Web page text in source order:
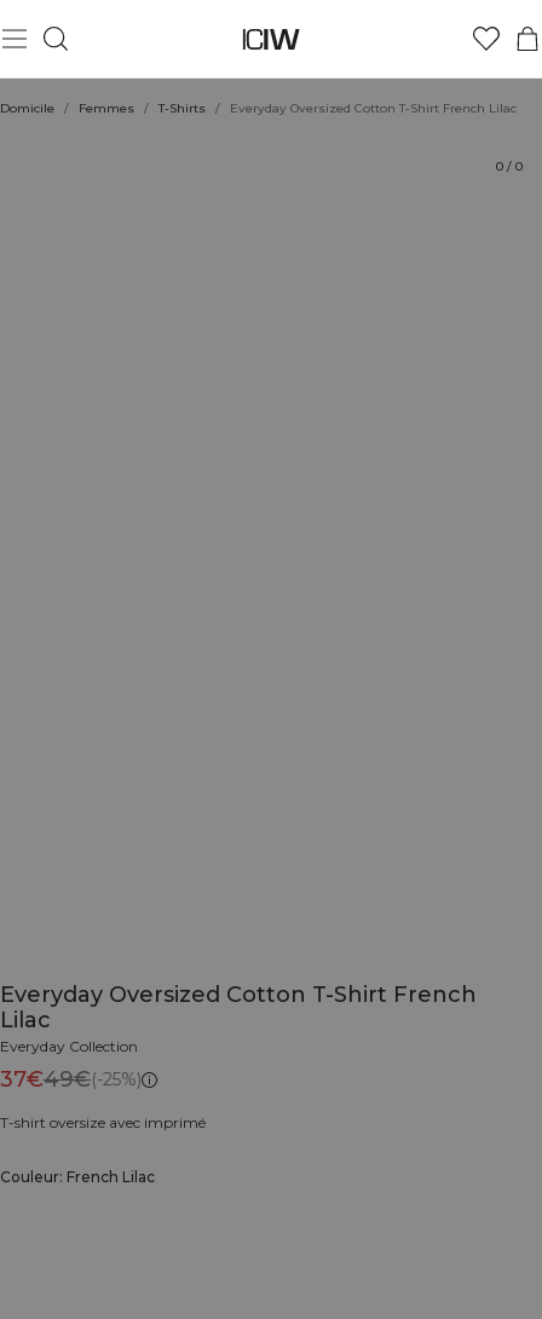
Domicile / Femmes / T-Shirts / Everyday Oversized Cotton T-Shirt French Lilac
0 / 0
Everyday Oversized Cotton T-Shirt French
Lilac
Everyday Collection
37€49€(-25%)
T-shirt oversize avec imprimé
Couleur: French Lilac